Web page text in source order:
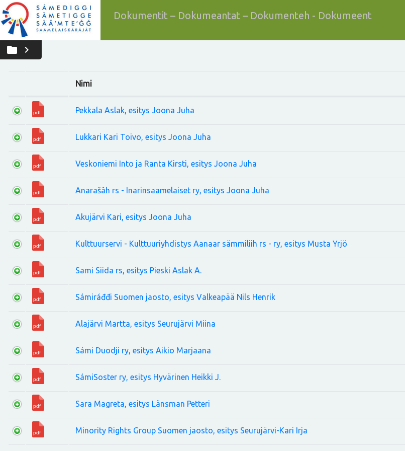
Dokumentit – Dokumeantat – Dokumenteh - Dokumeent
folder chevron_right
Nimi
Pekkala Aslak, esitys Joona Juha
Lukkari Kari Toivo, esitys Joona Juha
Veskoniemi Into ja Ranta Kirsti, esitys Joona Juha
Anarašâh rs - Inarinsaamelaiset ry, esitys Joona Juha
Akujärvi Kari, esitys Joona Juha
Kulttuurservi - Kulttuuriyhdistys Aanaar sämmiliih rs - ry, esitys Musta Yrjö
Sami Siida rs, esitys Pieski Aslak A.
Sámiráđđi Suomen jaosto, esitys Valkeapää Nils Henrik
Alajärvi Martta, esitys Seurujärvi Miina
Sámi Duodji ry, esitys Aikio Marjaana
SámiSoster ry, esitys Hyvärinen Heikki J.
Sara Magreta, esitys Länsman Petteri
Minority Rights Group Suomen jaosto, esitys Seurujärvi-Kari Irja